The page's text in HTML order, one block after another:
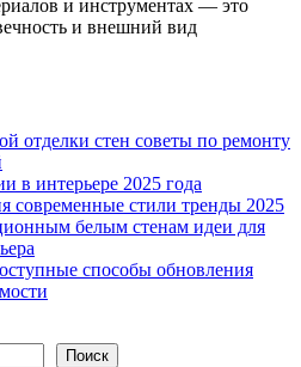
и инструментах — это
и внешний вид
отделки стен советы по ремонту
в интерьере 2025 года
современные стили тренды 2025
белым стенам идеи для
способы обновления
Поиск